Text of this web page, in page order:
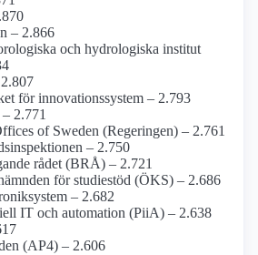
– 2.866
och hydrologiska institut
för innovations­system – 2.793
2.771
of Sweden (Regeringen) – 2.761
– 2.750
rådet (BRÅ) – 2.721
för studiestöd (ÖKS) – 2.686
– 2.682
IT och automation (PiiA) – 2.638
(AP4) – 2.606